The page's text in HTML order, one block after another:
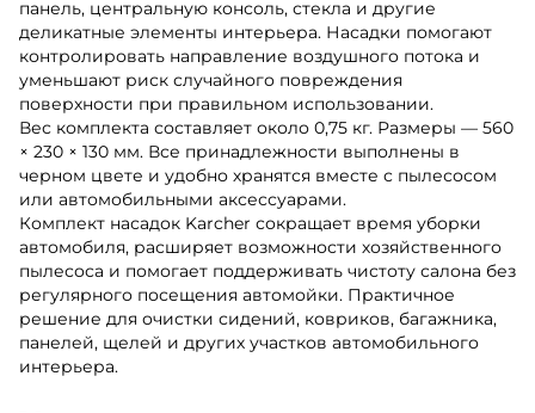
панель, центральную консоль, стекла и другие
деликатные элементы интерьера. Насадки помогают
контролировать направление воздушного потока и
уменьшают риск случайного повреждения
поверхности при правильном использовании.
Вес комплекта составляет около 0,75 кг. Размеры — 560
× 230 × 130 мм. Все принадлежности выполнены в
черном цвете и удобно хранятся вместе с пылесосом
или автомобильными аксессуарами.
Комплект насадок Karcher сокращает время уборки
автомобиля, расширяет возможности хозяйственного
пылесоса и помогает поддерживать чистоту салона без
регулярного посещения автомойки. Практичное
решение для очистки сидений, ковриков, багажника,
панелей, щелей и других участков автомобильного
интерьера.